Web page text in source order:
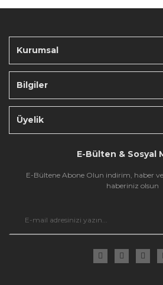
Kurumsal
Bilgiler
Üyelik
E-Bülten & Sosyal
E-Bültene Abone Olun indirim, haber
haberiniz olsun